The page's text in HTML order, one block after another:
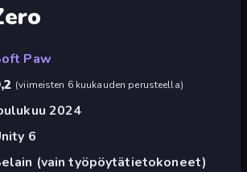
Paw
(viimeisten 6 kuukauden perusteella)
2024
6
(vain työpöytätietokoneet)